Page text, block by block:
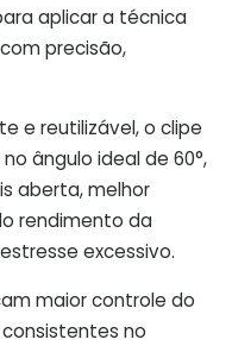
aplicar a técnica
com precisão,
e reutilizável, o clipe
ângulo ideal de 60°,
aberta, melhor
rendimento da
excessivo.
maior controle do
no